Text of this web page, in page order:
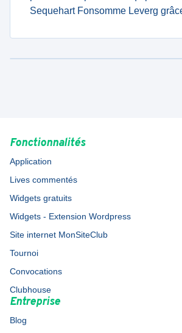
Sequehart Fonsomme Leverg
Fonctionnalités
Application
Lives commentés
Widgets gratuits
Widgets - Extension Wordpress
Site internet MonSiteClub
Tournoi
Convocations
Clubhouse
Entreprise
Blog